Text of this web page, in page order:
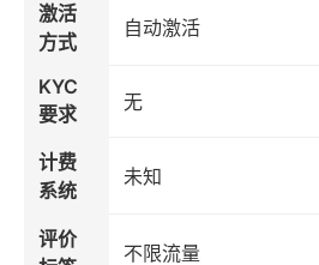
激活
方式
自动激活
KYC
要求
无
计费
系统
未知
评价
不限流量